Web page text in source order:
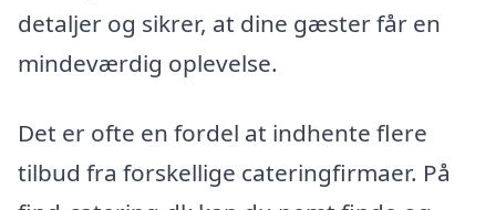
detaljer og sikrer, at dine gæster får en
mindeværdig oplevelse.
Det er ofte en fordel at indhente flere
tilbud fra forskellige cateringfirmaer. På